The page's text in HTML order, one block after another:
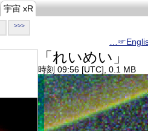
宇宙 xR
>>>
「れいめい」
時刻 09:56 [UTC], 0.1 MB